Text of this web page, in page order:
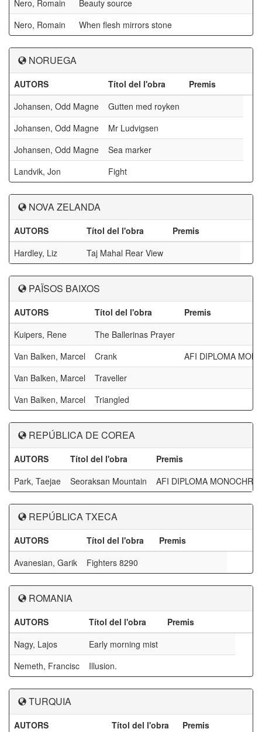
Nero, Romain
Beauty source
Nero, Romain
When flesh mirrors stone
NORUEGA
AUTORS Títol del l'obra
Premis
Johansen, Odd Magne
Gutten med royken
Johansen, Odd Magne
Mr Ludvigsen
Johansen, Odd Magne
Sea marker
Landvik, Jon
Fight
NOVA ZELANDA
AUTORS Títol del l'obra
Premis
Hardley, Liz
Taj Mahal Rear View
PAÏSOS BAIXOS
AUTORS Títol del l'obra
Premis
Kuipers, Rene
The Ballerinas Prayer
Van Balken, Marcel
Crank
AFI DIPLOMA
Van Balken, Marcel
Traveller
Van Balken, Marcel
Triangled
REPÚBLICA DE COREA
AUTORS Títol del l'obra
Premis
Park, Taejae
Seoraksan Mountain AFI DIPLOMA
REPÚBLICA TXECA
AUTORS Títol del l'obra
Premis
Avanesian, Garik
Fighters 8290
ROMANIA
AUTORS Títol del l'obra
Premis
Nagy, Lajos
Early morning mist
Nemeth, Francisc
Illusion.
TURQUIA
AUTORS Títol del l'obra
Premis